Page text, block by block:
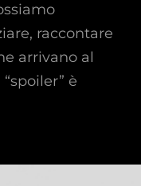
raccontare
arrivano al
è